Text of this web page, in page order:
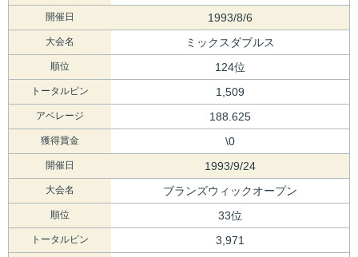
開催日 1993/8/6
大会名 ミックスダブルス
順位 124位
トータルピン 1,509
アベレージ 188.625
獲得賞金 \0
開催日 1993/9/24
大会名 ブランズウィックオープン
順位 33位
トータルピン 3,971